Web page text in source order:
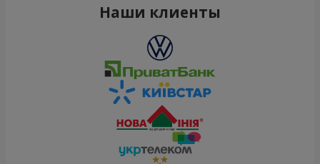
Наши клиенты